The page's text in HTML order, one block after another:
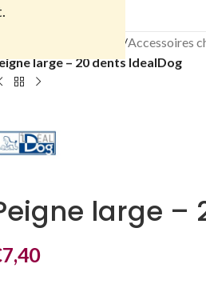
/Accessoires
large – 20 dents IdealDog
large –
7,40